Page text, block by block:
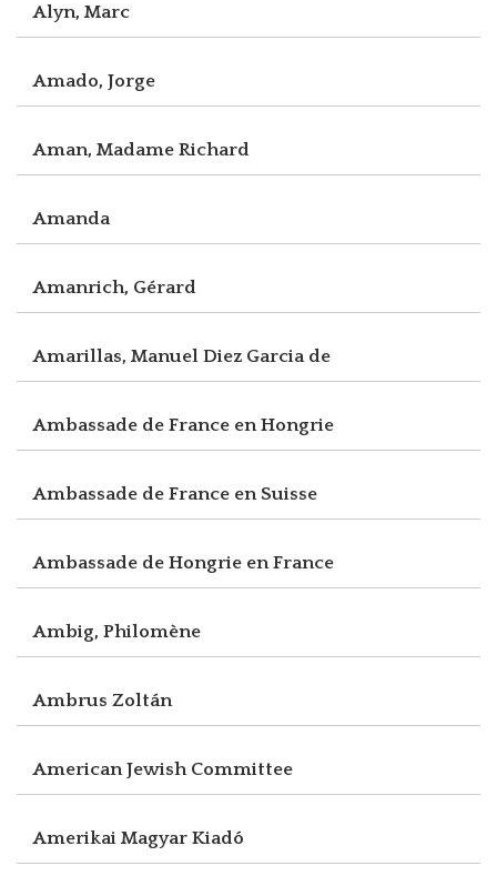
Alyn, Marc
Amado, Jorge
Aman, Madame Richard
Amanda
Amanrich, Gérard
Amarillas, Manuel Diez Garcia de
Ambassade de France en Hongrie
Ambassade de France en Suisse
Ambassade de Hongrie en France
Ambig, Philomène
Ambrus Zoltán
American Jewish Committee
Amerikai Magyar Kiadó